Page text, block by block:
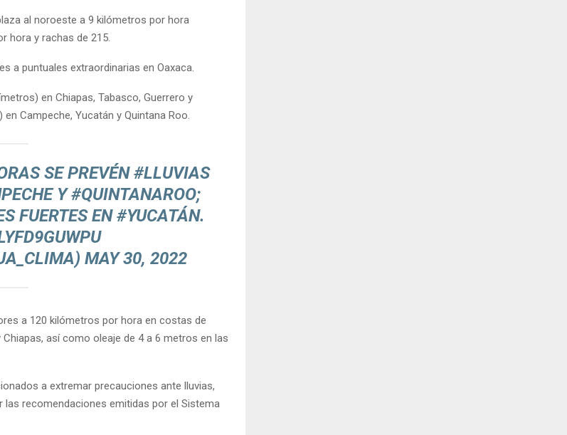
al noroeste a 9 kilómetros por hora
hora y rachas de 215.
a puntuales extraordinarias en Oaxaca.
en Chiapas, Tabasco, Guerrero y
Campeche, Yucatán y Quintana Roo.
SE PREVÉN#LLUVIAS
Y#QUINTANAROO;
FUERTES EN#YUCATÁN.
MAY 30, 2022
a 120 kilómetros por hora en costas de
así como oleaje de 4 a 6 metros en las
a extremar precauciones ante lluvias,
las recomendaciones emitidas por el Sistema